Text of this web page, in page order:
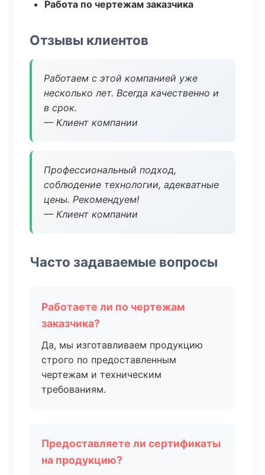
Работа по чертежам заказчика
Отзывы клиентов
Работаем с этой компанией уже
несколько лет. Всегда качественно и
в срок.
— Клиент компании
Профессиональный подход,
соблюдение технологии, адекватные
цены. Рекомендуем!
— Клиент компании
Часто задаваемые вопросы
Работаете ли по чертежам
заказчика?
Да, мы изготавливаем продукцию
строго по предоставленным
чертежам и техническим
требованиям.
Предоставляете ли сертификаты
на продукцию?